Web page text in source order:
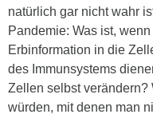
natürlich gar nicht wahr
Pandemie: Was ist,
Erbinformation in die
des Immunsystems
Zellen selbst
würden, mit denen man